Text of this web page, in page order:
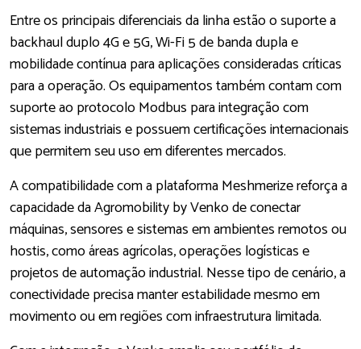
Entre os principais diferenciais da linha estão o suporte a
backhaul duplo 4G e 5G, Wi-Fi 5 de banda dupla e
mobilidade contínua para aplicações consideradas críticas
para a operação. Os equipamentos também contam com
suporte ao protocolo Modbus para integração com
sistemas industriais e possuem certificações internacionais
que permitem seu uso em diferentes mercados.
A compatibilidade com a plataforma Meshmerize reforça a
capacidade da Agromobility by Venko de conectar
máquinas, sensores e sistemas em ambientes remotos ou
hostis, como áreas agrícolas, operações logísticas e
projetos de automação industrial. Nesse tipo de cenário, a
conectividade precisa manter estabilidade mesmo em
movimento ou em regiões com infraestrutura limitada.